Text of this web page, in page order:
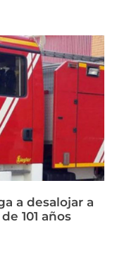
a desalojar a
101 años